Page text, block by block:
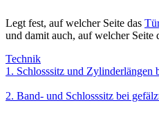
Legt fest, auf welcher Seite das
und damit auch, auf welcher
Technik
1. Schlosssitz und Zylinderlängen
2. Band- und Schlosssitz bei